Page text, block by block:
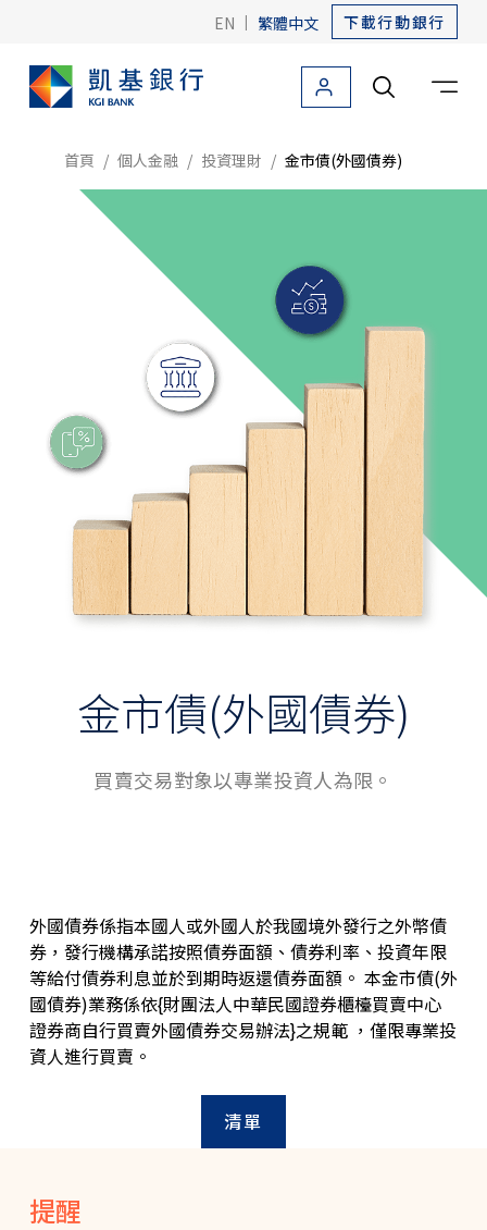
EN | 繁體中文 下載行動銀行
個人金融 法人金融 關於凱基 友善金融 海外據點
個人金融首頁
投資理財
產品介紹
共同基金
結構型商品
理財活動
理財知識+
保險
首頁 個人金融 投資理財 金市債(外國債券)
金市債(外國債券)
買賣交易對象以專業投資人為限。
外國債券係指本國人或外國人於我國境外發行之外幣債
券，發行機構承諾按照債券面額、債券利率、投資年限
等給付債券利息並於到期時返還債券面額。 本金市債(外
國債券)業務係依{財團法人中華民國證券櫃檯買賣中心
證券商自行買賣外國債券交易辦法}之規範 ，僅限專業投
資人進行買賣。
清單
提醒